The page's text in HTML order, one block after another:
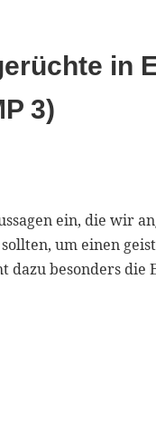
in
3)
ein, die wir
um einen
besonders die